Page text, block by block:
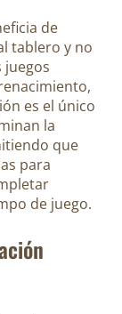
de
tablero y no
juegos
es el único
la
que
para
de juego.